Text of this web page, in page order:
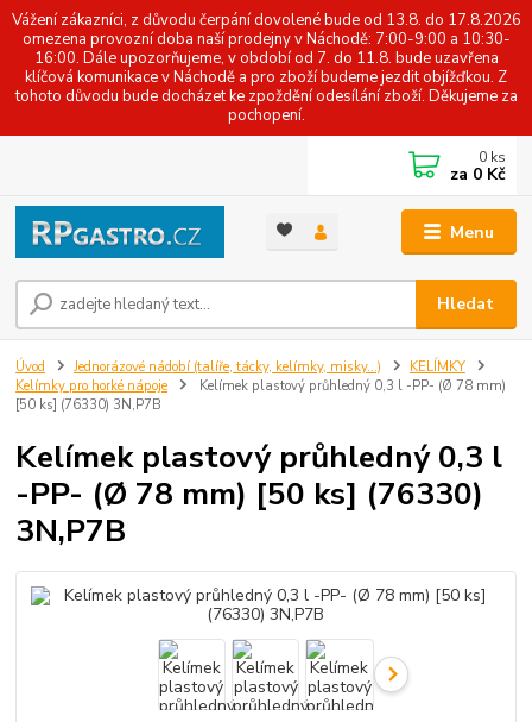
Vážení zákazníci, z důvodu čerpání dovolené bude od 13.8. do 17.8.2026
omezena provozní doba naší prodejny v Náchodě: 7:00-9:00 a 10:30-
16:00. Dále upozorňujeme, v období od 7. do 11.8. bude uzavřena
klíčová komunikace v Náchodě a pro zboží budeme jezdit objížďkou. Z
tohoto důvodu bude docházet ke zpoždění odesílání zboží. Děkujeme za
pochopení.
Menu
Hledat
0 ks
za 0 Kč
Úvod Jednorázové nádobí (talíře, tácky, kelímky, misky...)
KELÍMKY
Kelímky pro horké nápoje
Kelímek plastový průhledný 0,3 l -PP- (Ø 78 mm)
[50 ks] (76330) 3N,P7B
Kelímek plastový průhledný 0,3 l
-PP- (Ø 78 mm) [50 ks] (76330)
3N,P7B